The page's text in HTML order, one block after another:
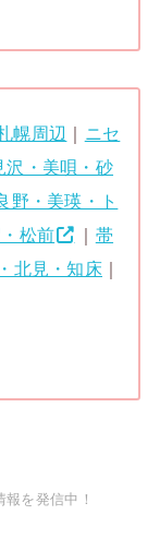
幌周辺 ｜ ニセ
沢・美唄・砂
野・美瑛・ト
松前 ｜ 帯
北見・知床 ｜
報を発信中！